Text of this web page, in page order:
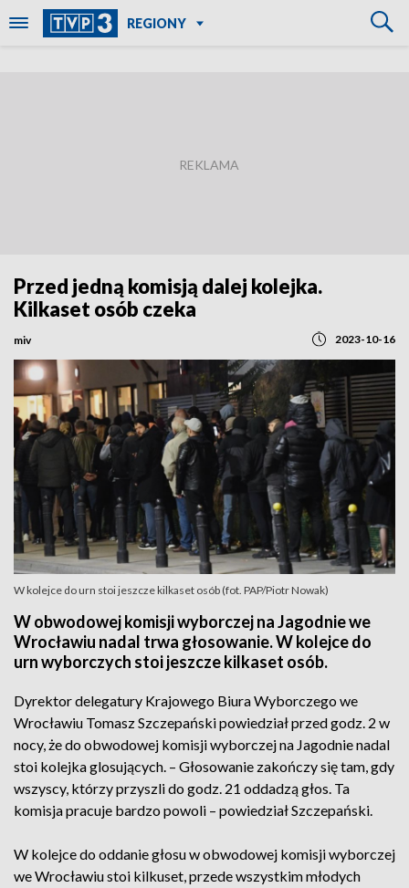
REGIONY
Przed jedną komisją dalej kolejka.
Kilkaset osób czeka
miv 2023-10-16
W kolejce do urn stoi jeszcze kilkaset osób (fot. PAP/Piotr Nowak)
W obwodowej komisji wyborczej na Jagodnie we
Wrocławiu nadal trwa głosowanie. W kolejce do
urn wyborczych stoi jeszcze kilkaset osób.
Dyrektor delegatury Krajowego Biura Wyborczego we
Wrocławiu Tomasz Szczepański powiedział przed godz. 2 w
nocy, że do obwodowej komisji wyborczej na Jagodnie nadal
stoi kolejka glosujących. – Głosowanie zakończy się tam, gdy
wszyscy, którzy przyszli do godz. 21 oddadzą głos. Ta
komisja pracuje bardzo powoli – powiedział Szczepański.
W kolejce do oddanie głosu w obwodowej komisji wyborczej
we Wrocławiu stoi kilkuset, przede wszystkim młodych